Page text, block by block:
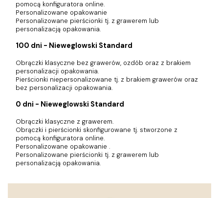
pomocą konfiguratora online.
Personalizowane opakowanie
Personalizowane pierścionki tj. z grawerem lub
personalizacją opakowania.
100 dni - Nieweglowski Standard
Obrączki klasyczne bez grawerów, ozdób oraz z brakiem
personalizacji opakowania.
Pierścionki niepersonalizowane tj. z brakiem grawerów oraz
bez personalizacji opakowania.
0 dni - Nieweglowski Standard
Obrączki klasyczne z grawerem.
Obrączki i pierścionki skonfigurowane tj. stworzone z
pomocą konfiguratora online.
Personalizowane opakowanie .
Personalizowane pierścionki tj. z grawerem lub
personalizacją opakowania.